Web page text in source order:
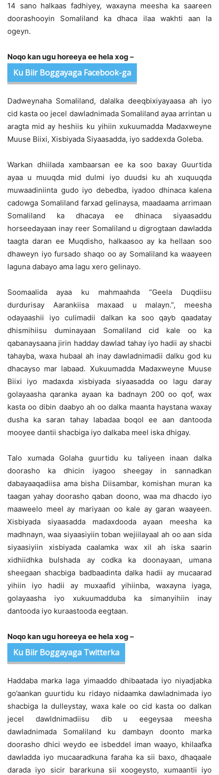
14 sano halkaas fadhiyey, waxayna meesha ka saareen
doorashooyin Somaliland ka dhaca ilaa wakhti aan la
ogeyn.
Noqo kan ugu horeeya ee hela xog –
Ku Biir Boggayaga Facebook-ga
Dadweynaha Somaliland, dalalka deeqbixiyayaasa ah iyo
cid kasta oo jecel dawladnimada Somaliland ayaa arrintan u
aragta mid ay heshiis ku yihiin xukuumadda Madaxweyne
Muuse Biixi, Xisbiyada Siyaasadda, iyo saddexda Goleba.
Warkan dhiilada xambaarsan ee ka soo baxay Guurtida
ayaa u muuqda mid dulmi iyo duudsi ku ah xuquuqda
muwaadiniinta gudo iyo debedba, iyadoo dhinaca kalena
cadowga Somaliland farxad gelinaysa, maadaama arrimaan
Somaliland ka dhacaya ee dhinaca siyaasaddu
horseedayaan inay reer Somaliland u digrogtaan dawladda
taagta daran ee Muqdisho, halkaasoo ay ka hellaan soo
dhaweyn iyo fursado shaqo oo ay Somaliland ka waayeen
laguna dabayo ama lagu xero gelinayo.
Soomaalida ayaa ku mahmaahda ”Geela Duqdiisu
durdurisay Aarankiisa maxaad u malayn.”, meesha
odayaashii iyo culimadii dalkan ka soo qayb qaadatay
dhismihiisu duminayaan Somaliland cid kale oo ka
qabanaysaana jirin hadday dawlad tahay iyo hadii ay shacbi
tahayba, waxa hubaal ah inay dawladnimadii dalku god ku
dhacayso mar labaad. Xukuumadda Madaxweyne Muuse
Biixi iyo madaxda xisbiyada siyaasadda oo lagu daray
golayaasha qaranka ayaan ka badnayn 200 oo qof, wax
kasta oo dibin daabyo ah oo dalka maanta haystana waxay
dusha ka saran tahay labadaa boqol ee aan dantooda
mooyee dantii shacbiga iyo dalkaba meel iska dhigay.
Talo xumada Golaha guurtidu ku taliyeen inaan dalka
doorasho ka dhicin iyagoo sheegay in sannadkan
dabayaaqadiisa ama bisha Diisambar, komishan muran ka
taagan yahay doorasho qaban doono, waa ma dhacdo iyo
maaweelo meel ay mariyaan oo kale ay garan waayeen.
Xisbiyada siyaasadda madaxdooda ayaan meesha ka
madhnayn, waa siyaasiyiin toban wejiilayaal ah oo aan sida
siyaasiyiin xisbiyada caalamka wax xil ah iska saarin
xidhiidhka bulshada ay codka ka doonayaan, umana
sheegaan shacbiga badbaadinta dalka hadii ay mucaarad
yihiin iyo hadii ay muxaafid yihiinba, waxayna iyaga,
golayaasha iyo xukuumadduba ka simanyihiin inay
dantooda iyo kuraastooda eegtaan.
Noqo kan ugu horeeya ee hela xog –
Ku Biir Boggayaga Twitterka
Haddaba marka laga yimaaddo dhibaatada iyo niyadjabka
go’aankan guurtidu ku ridayo nidaamka dawladnimada iyo
shacbiga la dulleystay, waxa kale oo cid kasta oo dalkan
jecel dawldnimadiisu dib u eegeysaa meesha
dawladnimada Somaliland ku dambayn doonto marka
doorasho dhici weydo ee isbeddel iman waayo, khilaafka
dawladda iyo mucaaradkuna faraha ka sii baxo, dhaqaale
darada iyo sicir bararkuna sii xoogeysto, xumaantii iyo